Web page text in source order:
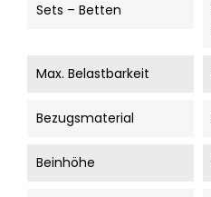
Sets – Betten
Max. Belastbarkeit
Bezugsmaterial
Beinhöhe